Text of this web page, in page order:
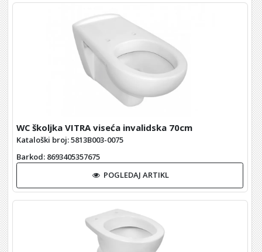
WC školjka VITRA viseća invalidska 70cm
Kataloški broj: 5813B003-0075
Barkod: 8693405357675
POGLEDAJ ARTIKL